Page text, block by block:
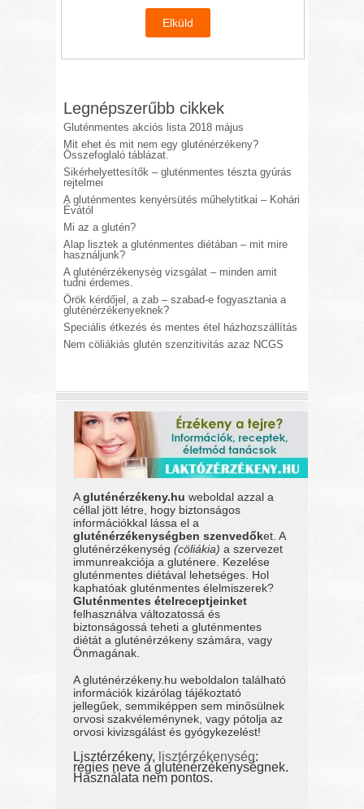
Legnépszerűbb cikkek
Gluténmentes akciós lista 2018 május
Mit ehet és mit nem egy gluténérzékeny?
Összefoglaló táblázat.
Sikérhelyettesítők – gluténmentes tészta gyúrás
rejtelmei
A gluténmentes kenyérsütés műhelytitkai – Kohári
Évától
Mi az a glutén?
Alap lisztek a gluténmentes diétában – mit mire
használjunk?
A gluténérzékenység vizsgálat – minden amit
tudni érdemes.
Örök kérdőjel, a zab – szabad-e fogyasztania a
gluténérzékenyeknek?
Speciális étkezés és mentes étel házhozszállítás
Nem cöliákiás glutén szenzitivitás azaz NCGS
Agluténérzékeny.hu weboldal azzal a
céllal jött létre, hogy biztonságos
információkkal lássa el a
gluténérzékenységben szenvedőket. A
gluténérzékenység(cöliákia) a szervezet
immunreakciója a gluténere. Kezelése
gluténmentes diétával lehetséges. Hol
kaphatóak gluténmentes élelmiszerek?
Gluténmentes ételreceptjeinket
felhasználva változatossá és
biztonságossá teheti a gluténmentes
diétát a gluténérzékeny számára, vagy
Önmagának.
A gluténérzékeny.hu weboldalon található
információk kizárólag tájékoztató
jellegűek, semmiképpen sem minősülnek
orvosi szakvéleménynek, vagy pótolja az
orvosi kivizsgálást és gyógykezelést!
Lisztérzékeny, lisztérzékenység:
régies neve a gluténérzékenységnek.
Használata nem pontos.